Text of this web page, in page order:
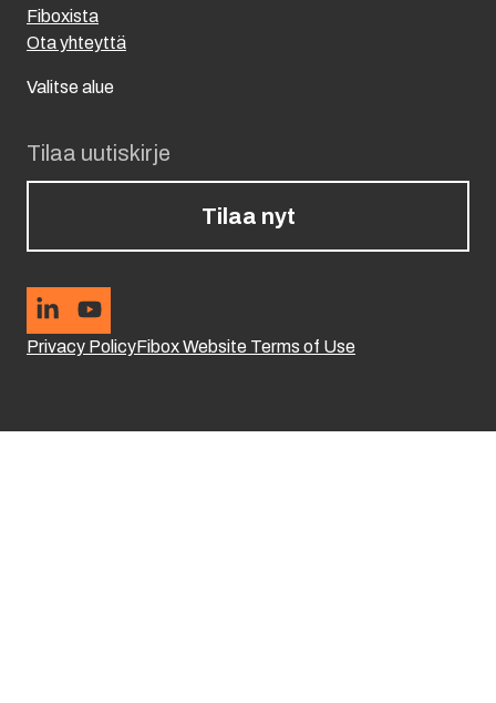
Tilaa uutiskirje
Tilaa nyt
Privacy PolicyFibox Website Terms of Use
Fiboxista
Ota yhteyttä
Valitse alue